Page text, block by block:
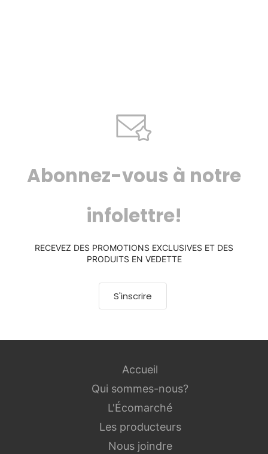
Abonnez-vous à notre
infolettre!
RECEVEZ DES PROMOTIONS EXCLUSIVES ET DES
PRODUITS EN VEDETTE
S'inscrire
Accueil
Qui sommes-nous?
L'Écomarché
Les producteurs
Nous joindre